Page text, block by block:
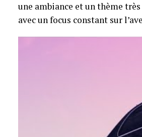
une ambiance et un thème
avec un focus constant sur